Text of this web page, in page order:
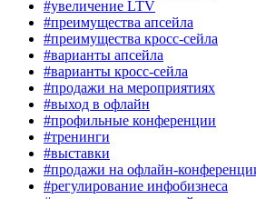
#увеличение LTV
#преимущества апсейла
#преимущества кросс-сейла
#варианты апсейла
#варианты кросс-сейла
#продажи на мероприятиях
#выход в офлайн
#профильные конференции
#тренинги
#выставки
#продажи на офлайн-
#регулирование инфобизнеса